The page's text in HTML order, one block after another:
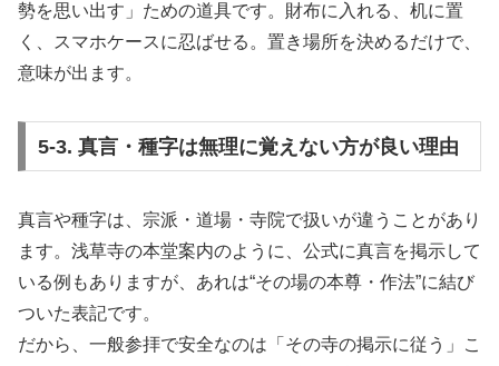
勢を思い出す」ための道具です。財布に入れる、机に置
く、スマホケースに忍ばせる。置き場所を決めるだけで、
意味が出ます。
5-3. 真言・種字は無理に覚えない方が良い理由
真言や種字は、宗派・道場・寺院で扱いが違うことがあり
ます。浅草寺の本堂案内のように、公式に真言を掲示して
いる例もありますが、あれは“その場の本尊・作法”に結び
ついた表記です。
だから、一般参拝で安全なのは「その寺の掲示に従う」こ